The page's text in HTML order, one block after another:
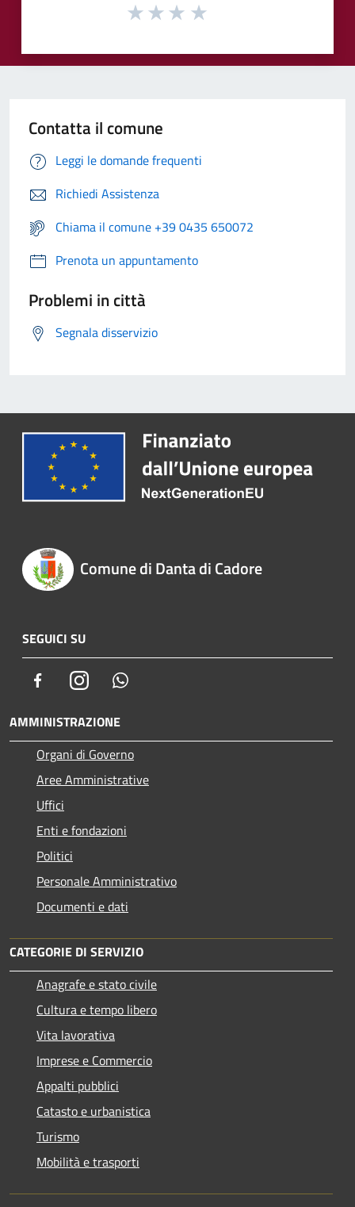
Contatta il comune
Leggi le domande frequenti
Richiedi Assistenza
Chiama il comune +39 0435 650072
Prenota un appuntamento
Problemi in città
Segnala disservizio
Comune di Danta di Cadore
SEGUICI SU
FacebookInstagram
AMMINISTRAZIONE
Organi di Governo
Aree Amministrative
Uffici
Enti e fondazioni
Politici
Personale Amministrativo
Documenti e dati
CATEGORIE DI SERVIZIO
Anagrafe e stato civile
Cultura e tempo libero
Vita lavorativa
Imprese e Commercio
Appalti pubblici
Catasto e urbanistica
Turismo
Mobilità e trasporti